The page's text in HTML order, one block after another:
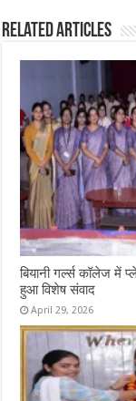
Related Articles
बियानी गर्ल्स कॉलेज में
हुआ विशेष संवाद
April 29, 2026